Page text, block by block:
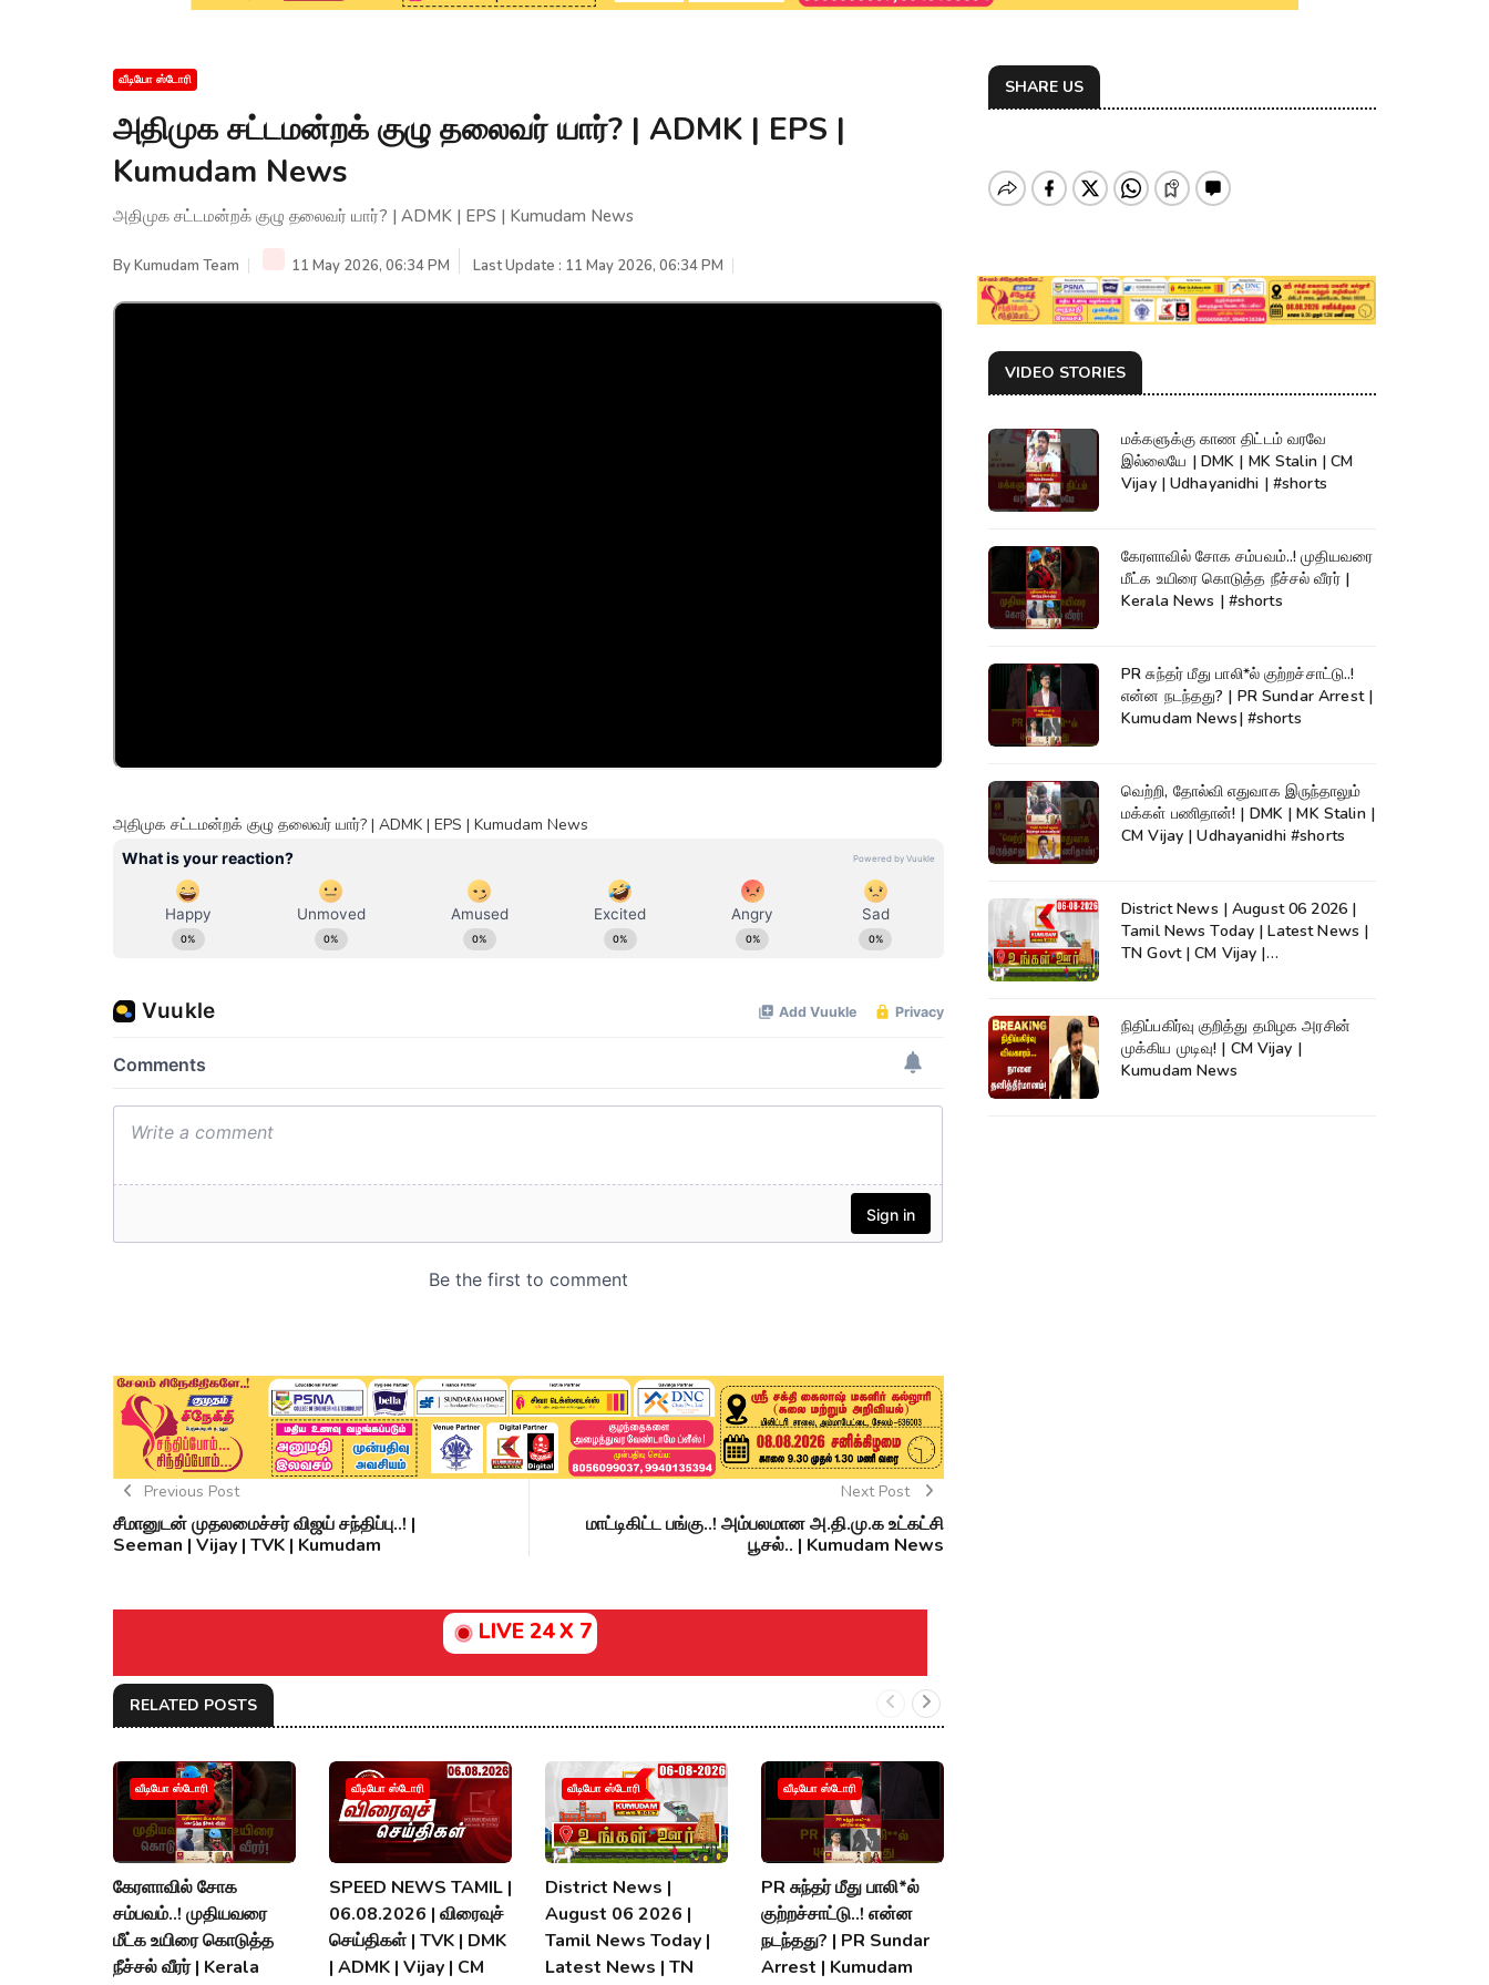
வீடியோ ஸ்டோரி
அதிமுக சட்டமன்றக் குழு தலைவர் யார்? | ADMK | EPS |
Kumudam News
அதிமுக சட்டமன்றக் குழு தலைவர் யார்? | ADMK | EPS | Kumudam News
ByKumudam Team 11 May 2026, 06:34 PM Last Update : 11 May 2026, 06:34 PM
அதிமுக சட்டமன்றக் குழு தலைவர் யார்? | ADMK | EPS | Kumudam News
Previous Post
சீமானுடன் முதலமைச்சர் விஜய் சந்திப்பு..! |
Seeman | Vijay | TVK | Kumudam
Next Post
மாட்டிகிட்ட பங்கு..! அம்பலமான அ.தி.மு.க உட்கட்சி
பூசல்.. | Kumudam News
LIVE 24 X 7
RELATED POSTS
வீடியோ ஸ்டோரி
கேரளாவில் சோக
சம்பவம்..! முதியவரை
மீட்க உயிரை கொடுத்த
நீச்சல் வீரர் | Kerala
வீடியோ ஸ்டோரி
SPEED NEWS TAMIL |
06.08.2026 | விரைவுச்
செய்திகள் | TVK | DMK
| ADMK | Vijay | CM
வீடியோ ஸ்டோரி
District News |
August 06 2026 |
Tamil News Today |
Latest News | TN
வீடியோ ஸ்டோரி
PR சுந்தர் மீது பாலி*ல்
குற்றச்சாட்டு..! என்ன
நடந்தது? | PR Sundar
Arrest | Kumudam
SHARE US
VIDEO STORIES
மக்களுக்கு காண திட்டம் வரவே
இல்லையே | DMK | MK Stalin | CM
Vijay | Udhayanidhi | #shorts
கேரளாவில் சோக சம்பவம்..! முதியவரை
மீட்க உயிரை கொடுத்த நீச்சல் வீரர் |
Kerala News | #shorts
PR சுந்தர் மீது பாலி*ல் குற்றச்சாட்டு..!
என்ன நடந்தது? | PR Sundar Arrest |
Kumudam News| #shorts
வெற்றி, தோல்வி எதுவாக இருந்தாலும்
மக்கள் பணிதான்! | DMK | MK Stalin |
CM Vijay | Udhayanidhi #shorts
District News | August 06 2026 |
Tamil News Today | Latest News |
TN Govt | CM Vijay |
நிதிப்பகிர்வு குறித்து தமிழக அரசின்
முக்கிய முடிவு! | CM Vijay |
Kumudam News